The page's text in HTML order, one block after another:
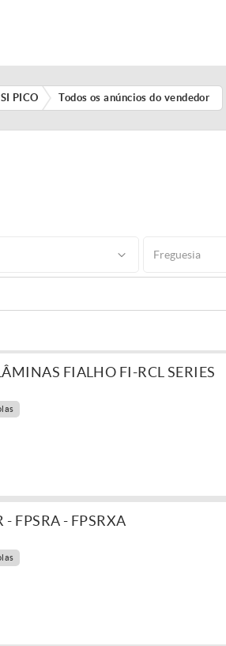
PICO Todos os anúncios do vendedor
Freguesia
FIALHO FI-RCL SERIES
- FPSRA - FPSRXA